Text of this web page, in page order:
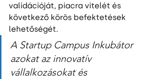
validációját, piacra vitelét és
következő körös befektetések
lehetőségét.
A Startup Campus Inkubátor
azokat az innovatív
vállalkozásokat és